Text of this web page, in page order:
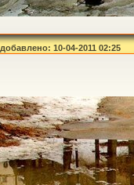
добавлено: 10-04-2011 02:25